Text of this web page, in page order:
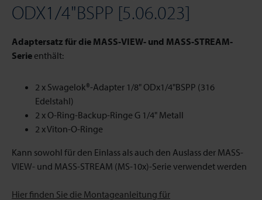
ODX1/4"BSPP [5.06.023]
Adaptersatz für die MASS-VIEW- und MASS-STREAM-
Serie enthält:
2 x Swagelok®-Adapter 1/8" ODx1/4"BSPP (316
Edelstahl)
2 x O-Ring-Backup-Ringe G 1/4" Metall
2 x Viton-O-Ringe
Kann sowohl für den Einlass als auch den Auslass der MASS-
VIEW- und MASS-STREAM (MS-10x)-Serie verwendet werden
Hier finden Sie die Montageanleitung für